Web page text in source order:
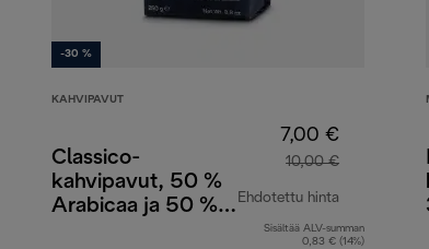
-30 %
KAHVIPAVUT
Classico-
kahvipavut, 50 %
Arabicaa ja 50 %
7,00 €
10,00 €
Ehdotettu hinta
Sisältää ALV-summan
0,83 € (14%)